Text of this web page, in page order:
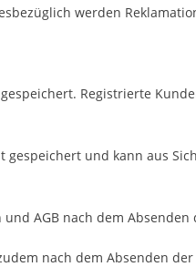
werden
Registrierte
und kann aus
AGB nach dem Absenden
nach dem Absenden